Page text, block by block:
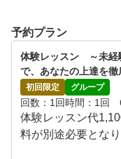
●POINT５
お好きな時間にいつ
レッスンはお客様の
テーブル制。ライフ
なく続けて頂くこと
無料貸し出ししてお
予約プラン
体験レッスン　～未
で、あなたの上達を徹
初回限定 グループ
回数 1回時間 1回
体験レッスン代
料が別途必要とな